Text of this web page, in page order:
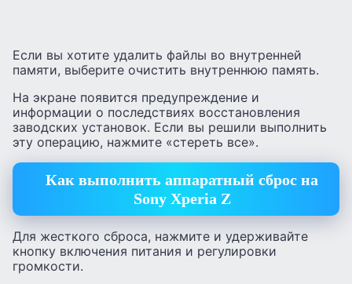
Если вы хотите удалить файлы во внутренней
памяти, выберите очистить внутреннюю память.
На экране появится предупреждение и
информации о последствиях восстановления
заводских установок. Если вы решили выполнить
эту операцию, нажмите «стереть все».
Как выполнить аппаратный сброс на
Sony Xperia Z
Для жесткого сброса, нажмите и удерживайте
кнопку включения питания и регулировки
громкости.